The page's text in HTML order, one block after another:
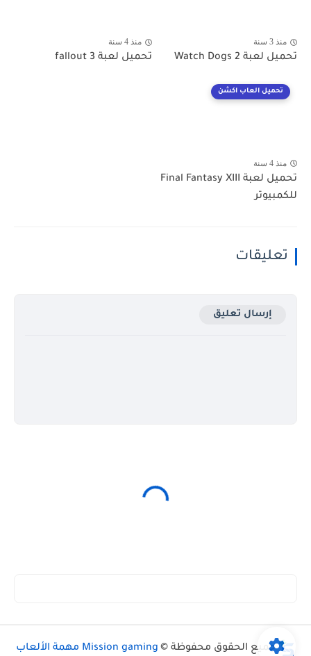
منذ 3 سنة
تحميل لعبة Watch Dogs 2
منذ 4 سنة
تحميل لعبة fallout 3
تحميل العاب اكشن
منذ 4 سنة
تحميل لعبة Final Fantasy XIII
للكمبيوتر
تعليقات
إرسال تعليق
جميع الحقوق محفوظة © Mission gaming مهمة الألعاب